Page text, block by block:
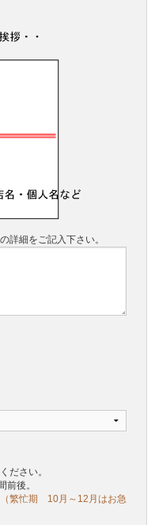
詳細をご記入下さい。
ださい。
前後。
繁忙期 10月～12月はお急